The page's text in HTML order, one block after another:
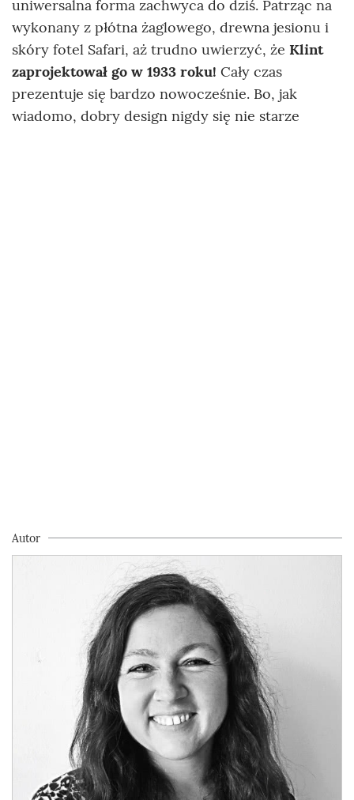
uniwersalna forma zachwyca do dziś. Patrząc na
wykonany z płótna żaglowego, drewna jesionu i
skóry fotel Safari, aż trudno uwierzyć, że Klint
zaprojektował go w 1933 roku! Cały czas
prezentuje się bardzo nowocześnie. Bo, jak
wiadomo, dobry design nigdy się nie starze
Autor